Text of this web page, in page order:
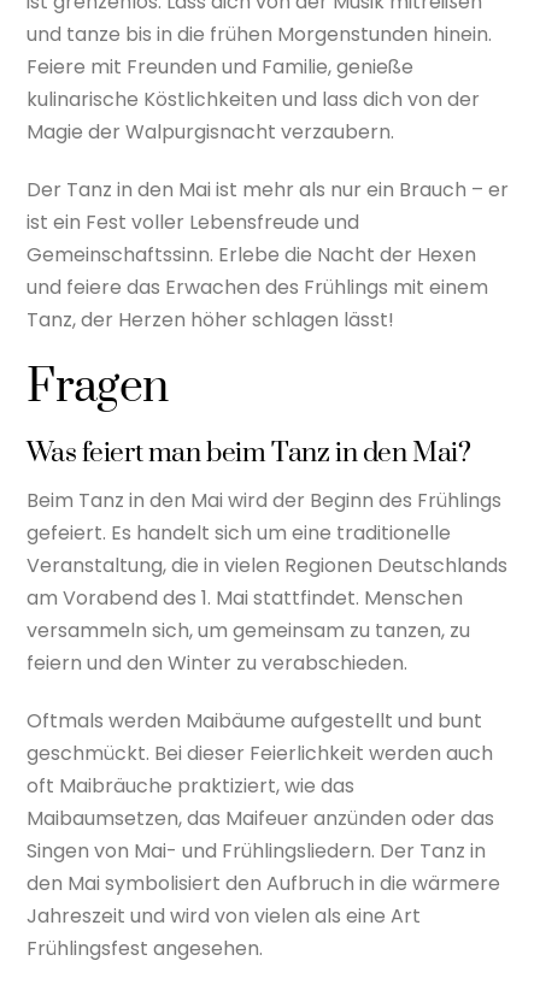
und tanze bis in die frühen Morgenstunden hinein.
Feiere mit Freunden und Familie, genieße
kulinarische Köstlichkeiten und lass dich von der
Magie der Walpurgisnacht verzaubern.
Der Tanz in den Mai ist mehr als nur ein Brauch – er
ist ein Fest voller Lebensfreude und
Gemeinschaftssinn. Erlebe die Nacht der Hexen
und feiere das Erwachen des Frühlings mit einem
Tanz, der Herzen höher schlagen lässt!
Fragen
Was feiert man beim Tanz in den Mai?
Beim Tanz in den Mai wird der Beginn des Frühlings
gefeiert. Es handelt sich um eine traditionelle
Veranstaltung, die in vielen Regionen Deutschlands
am Vorabend des 1. Mai stattfindet. Menschen
versammeln sich, um gemeinsam zu tanzen, zu
feiern und den Winter zu verabschieden.
Oftmals werden Maibäume aufgestellt und bunt
geschmückt. Bei dieser Feierlichkeit werden auch
oft Maibräuche praktiziert, wie das
Maibaumsetzen, das Maifeuer anzünden oder das
Singen von Mai- und Frühlingsliedern. Der Tanz in
den Mai symbolisiert den Aufbruch in die wärmere
Jahreszeit und wird von vielen als eine Art
Frühlingsfest angesehen.